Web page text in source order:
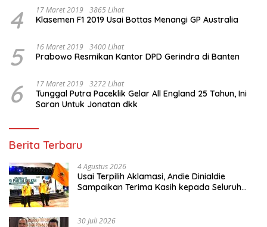
4 17 Maret 2019 3865 Lihat
Klasemen F1 2019 Usai Bottas Menangi GP Australia
5 16 Maret 2019 3400 Lihat
Prabowo Resmikan Kantor DPD Gerindra di Banten
6 17 Maret 2019 3272 Lihat
Tunggal Putra Paceklik Gelar All England 25 Tahun, Ini
Saran Untuk Jonatan dkk
Berita Terbaru
4 Agustus 2026
Usai Terpilih Aklamasi, Andie Dinialdie
Sampaikan Terima Kasih kepada Seluruh
30 Juli 2026